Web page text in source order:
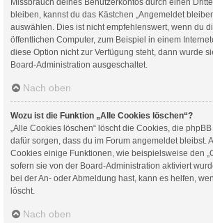
Missbrauch deines Benutzerkontos durch einen
bleiben, kannst du das Kästchen „Angemeldet
auswählen. Dies ist nicht empfehlenswert, wenn du
öffentlichen Computer, zum Beispiel in einem
diese Option nicht zur Verfügung steht, dann wurde
Board-Administration ausgeschaltet.
Nach oben
Wozu ist die Funktion „Alle Cookies löschen“?
„Alle Cookies löschen“ löscht die Cookies, die
dafür sorgen, dass du im Forum angemeldet bleibst.
Cookies einige Funktionen, wie beispielsweise den
sofern sie von der Board-Administration aktiviert
bei der An- oder Abmeldung hast, kann es helfen,
löscht.
Nach oben